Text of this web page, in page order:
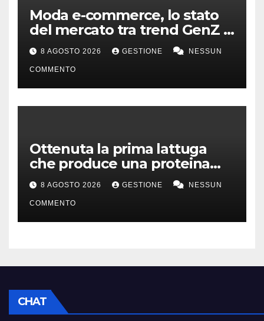
Moda e-commerce, lo stato
del mercato tra trend GenZ e
second hand
8 AGOSTO 2026 GESTIONE NESSUN
COMMENTO
Ottenuta la prima lattuga
che produce una proteina
chiave della carne
8 AGOSTO 2026 GESTIONE NESSUN
COMMENTO
CHAT